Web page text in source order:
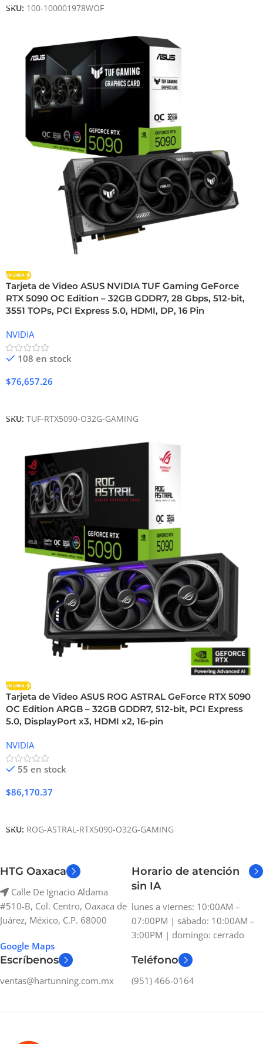
SKU: 100-100001978WOF
Tarjeta de Video ASUS NVIDIA TUF Gaming GeForce
RTX 5090 OC Edition – 32GB GDDR7, 28 Gbps, 512-bit,
3551 TOPs, PCI Express 5.0, HDMI, DP, 16 Pin
NVIDIA
108 en stock
$76,657.26
SKU: TUF-RTX5090-O32G-GAMING
Tarjeta de Video ASUS ROG ASTRAL GeForce RTX 5090
OC Edition ARGB – 32GB GDDR7, 512-bit, PCI Express
5.0, DisplayPort x3, HDMI x2, 16-pin
NVIDIA
55 en stock
$86,170.37
SKU: ROG-ASTRAL-RTX5090-O32G-GAMING
HTG Oaxaca
Calle De Ignacio Aldama
#510-B, Col. Centro, Oaxaca de
Juárez, México, C.P. 68000
Google Maps
Horario de atención
sin IA
lunes a viernes: 10:00AM –
07:00PM | sábado: 10:00AM –
3:00PM | domingo: cerrado
Escríbenos
ventas@hartunning.com.mx
Teléfono
(951) 466-0164